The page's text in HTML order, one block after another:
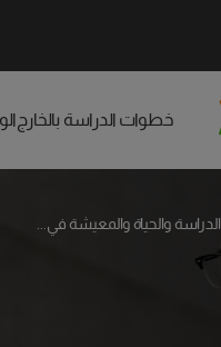
خطوات الدراسة بالخارج
الدراسة والحياة والمعيشة في...